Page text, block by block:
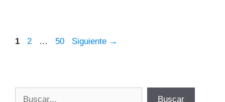
Página
1 Página
2 … Página
50 Siguiente →
Buscar